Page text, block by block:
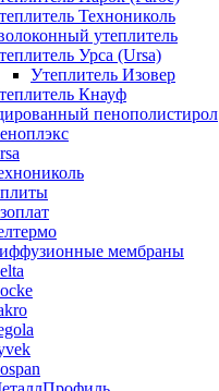
Технониколь
утеплитель
Урса (Ursa)
Утеплитель Изовер
Кнауф
пенополистирол
мембраны